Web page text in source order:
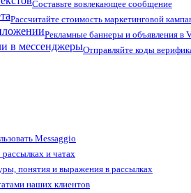
Составьте вовлекающее сообщение
Рассчитайте стоимость маркетинговой
Рекламные баннеры и объявления в
в мессенджерыОтправляйте коды
Messaggio
и чатах
понятия и выражения в рассылках
наших клиентов